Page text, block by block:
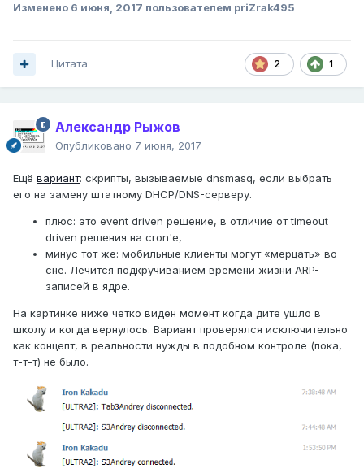
Изменено 6 июня, 2017 пользователем priZrak495
2 1
Цитата
Александр Рыжов
Опубликовано 7 июня, 2017
Ещё вариант: скрипты, вызываемые dnsmasq, если выбрать
его на замену штатному DHCP/DNS-серверу.
плюс: это event driven решение, в отличие от timeout
driven решения на cron'е,
минус тот же: мобильные клиенты могут «мерцать» во
сне. Лечится подкручиванием времени жизни ARP-
записей в ядре.
На картинке ниже чётко виден момент когда дитё ушло в
школу и когда вернулось. Вариант проверялся исключительно
как концепт, в реальности нужды в подобном контроле (пока,
т-т-т) не было.